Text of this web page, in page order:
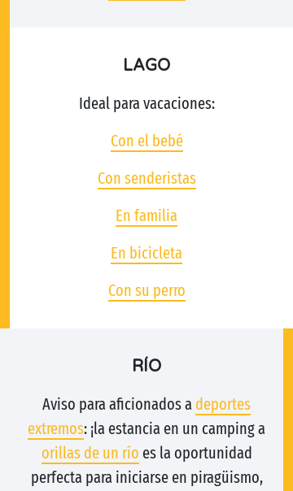
LAGO
Ideal para vacaciones:
Con el bebé
Con senderistas
En familia
En bicicleta
Con su perro
RÍO
Aviso para aficionados a deportes
extremos: ¡la estancia en un camping a
orillas de un río es la oportunidad
perfecta para iniciarse en piragüismo,